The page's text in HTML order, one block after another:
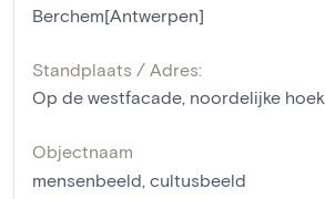
Berchem[Antwerpen]
Standplaats / Adres:
Op de westfacade, noordelijke hoek
Objectnaam
mensenbeeld, cultusbeeld